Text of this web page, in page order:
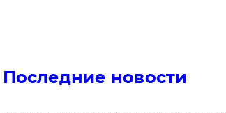
Последние новости